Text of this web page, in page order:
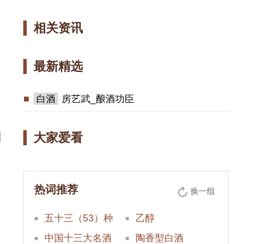
相关资讯
最新精选
白酒 房艺武_酿酒功臣
大家爱看
换一组
热词推荐
五十三（53）种
乙醇
中国十三大名酒
陶香型白酒